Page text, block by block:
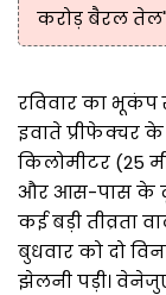
करोड़ बैरल
रविवार का
इवाते प्रीफेक्चर
किलोमीटर (25
और आस-पास के
कई बड़ी
बुधवार को दो
झेलनी पड़ी।